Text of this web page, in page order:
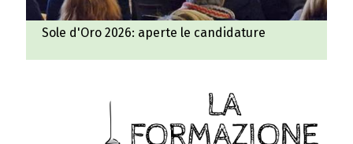
Sole d'Oro 2026: aperte le candidature